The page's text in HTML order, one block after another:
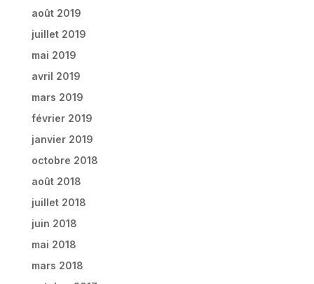
août 2019
juillet 2019
mai 2019
avril 2019
mars 2019
février 2019
janvier 2019
octobre 2018
août 2018
juillet 2018
juin 2018
mai 2018
mars 2018